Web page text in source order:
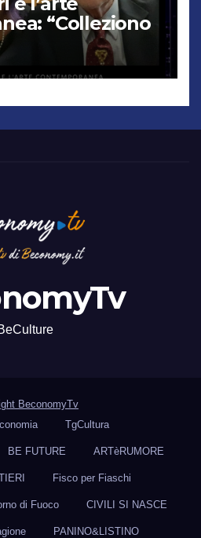
“Colleziono
Un
BeconomyTv
TgCultura
BE FUTURE ARTèRUMORE
Fisco per Fiaschi
di Fuoco CIVILI SI NASCE
PANINO&LISTINO